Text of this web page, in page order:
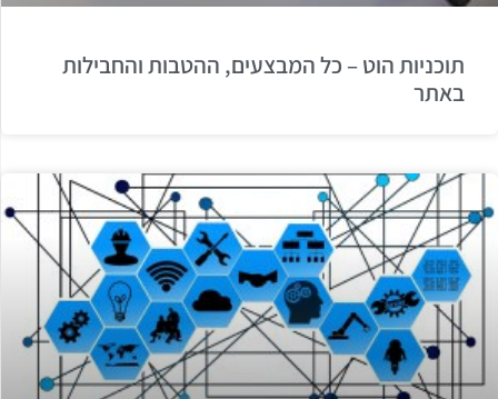
תוכניות הוט – כל המבצעים, ההטבות והחבילות
באתר